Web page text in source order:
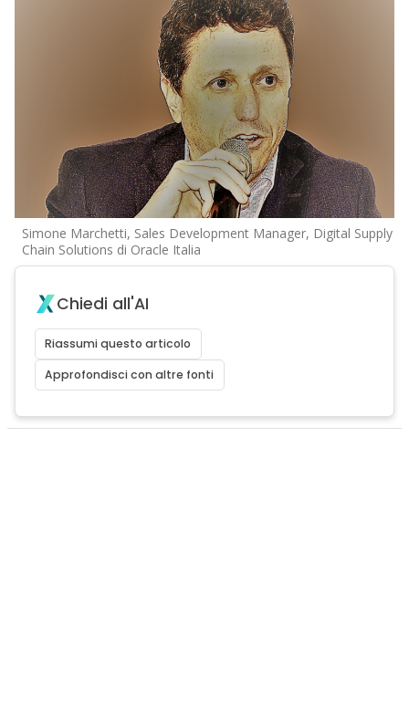
Simone Marchetti, Sales Development Manager, Digital Supply
Chain Solutions di Oracle Italia
Chiedi all'AI
Riassumi questo articolo
Approfondisci con altre fonti